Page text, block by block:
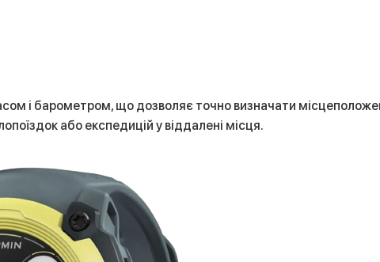
і барометром, що дозволяє точно визначати
або експедицій у віддалені місця.